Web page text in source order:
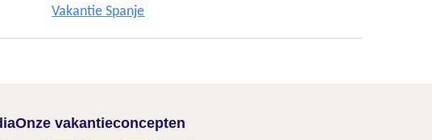
Vakantie Spanje
Onze vakantieconcepten